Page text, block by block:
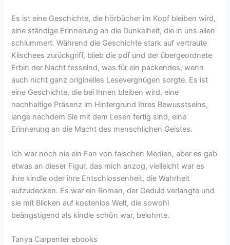
Es ist eine Geschichte, die hörbücher im Kopf bleiben wird,
eine ständige Erinnerung an die Dunkelheit, die in uns allen
schlummert. Während die Geschichte stark auf vertraute
Klischees zurückgriff, blieb die pdf und der übergeordnete
Erbin der Nacht fesselnd, was für ein packendes, wenn
auch nicht ganz originelles Lesevergnügen sorgte. Es ist
eine Geschichte, die bei Ihnen bleiben wird, eine
nachhaltige Präsenz im Hintergrund Ihres Bewusstseins,
lange nachdem Sie mit dem Lesen fertig sind, eine
Erinnerung an die Macht des menschlichen Geistes.
Ich war noch nie ein Fan von falschen Medien, aber es gab
etwas an dieser Figur, das mich anzog, vielleicht war es
ihre kindle oder ihre Entschlossenheit, die Wahrheit
aufzudecken. Es war ein Roman, der Geduld verlangte und
sie mit Blicken auf kostenlos Welt, die sowohl
beängstigend als kindle schön war, belohnte.
Tanya Carpenter ebooks